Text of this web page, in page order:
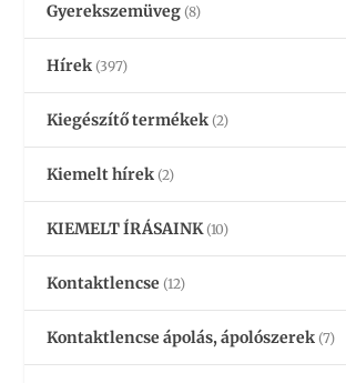
Gyerekszemüveg (8)
Hírek (397)
Kiegészítő termékek (2)
Kiemelt hírek (2)
KIEMELT ÍRÁSAINK(10)
Kontaktlencse (12)
Kontaktlencse ápolás, ápolószerek (7)